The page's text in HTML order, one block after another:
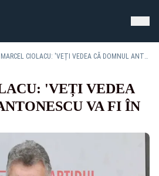
MARCEL CIOLACU: 'VEȚI VEDEA CĂ DOMNUL ANTONESCU VA FI ÎN FINALĂ'
'VEȚI VEDEA
VA FI ÎN